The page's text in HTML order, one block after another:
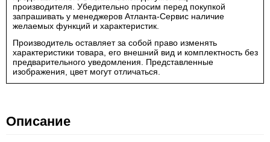
производителя. Убедительно просим перед покупкой
запрашивать у менеджеров Атланта-Сервис наличие
желаемых функций и характеристик.
Производитель оставляет за собой право изменять
характеристики товара, его внешний вид и комплектность без
предварительного уведомления. Представленные
изображения, цвет могут отличаться.
Описание